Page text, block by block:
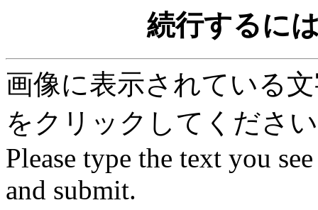
続行するに
画像に表示されている
をクリックしてくださ
Please type the text you
and submit.